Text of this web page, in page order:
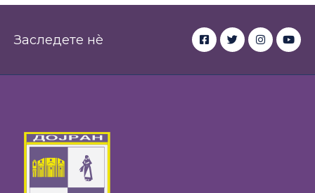
Заследете нè